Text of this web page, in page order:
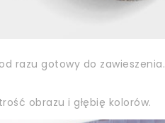
razu gotowy do zawieszenia.
obrazu i głębię kolorów.